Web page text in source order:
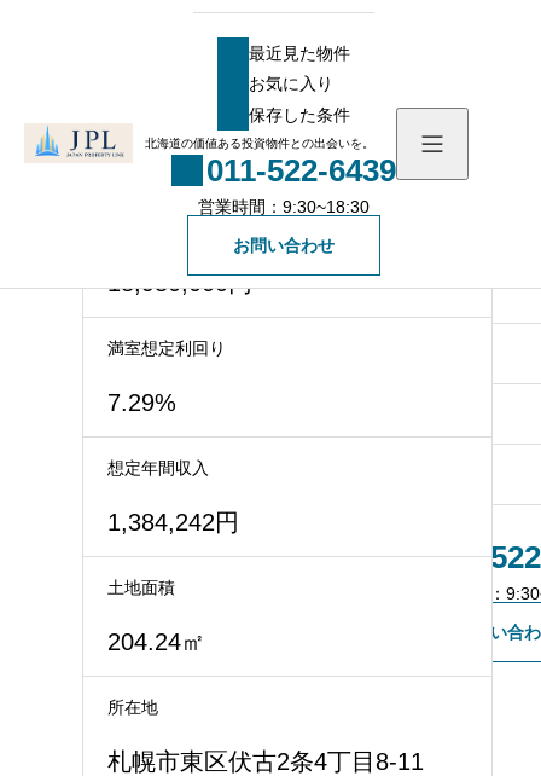
お気に入り
保存した条件
物件一覧
会社概要
不動産会社様専用登録
011-
営業時間：
お問い合
北海道の価値ある投資物件との出会いを。
最近見た物件
お気に入り
保存した条件
011-522-6439
営業時間：9:30~18:30
お問い合わせ
【札幌】メゾン伏古 利回り約7.29%
【札幌】メゾン伏古 利回り約7.29%
４LDK×1室＋1R×4室！満室利回り7.27%！閑
静な住宅街にある収益アパート！！
18,980,000円
満室想定利回り
7.29%
想定年間収入
1,384,242円
土地面積
204.24㎡
所在地
札幌市東区伏古2条4丁目8-11